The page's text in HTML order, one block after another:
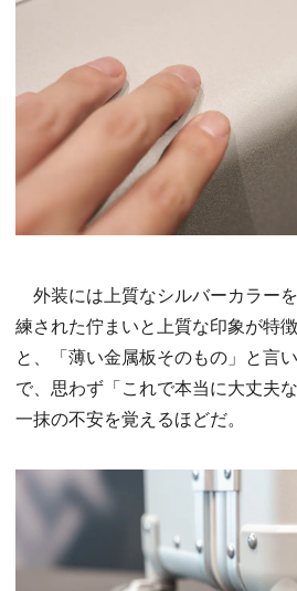
外装には上質なシルバーカラー
練された佇まいと上質な印象が特
と、「薄い金属板そのもの」と言
で、思わず「これで本当に大丈夫
一抹の不安を覚えるほどだ。